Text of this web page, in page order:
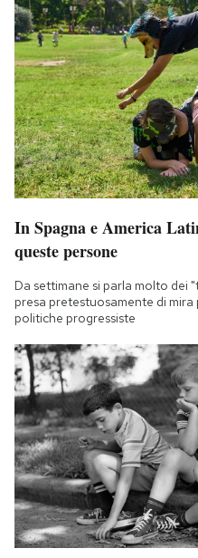
In Spagna e America
queste persone
Da settimane si parla molto dei
presa pretestuosamente di
politiche progressiste